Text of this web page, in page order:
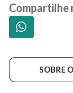
Compartilhe
SOBRE